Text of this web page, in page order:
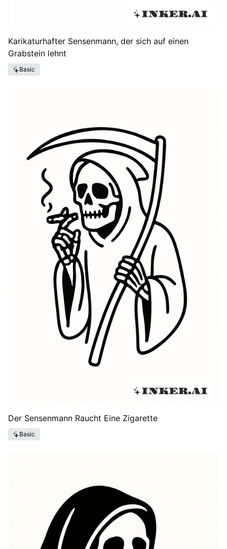
Karikaturhafter Sensenmann, der sich auf einen
Grabstein lehnt
Basic
Der Sensenmann Raucht Eine Zigarette
Basic